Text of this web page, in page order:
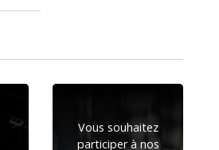
Vous souhaitez
participer à nos